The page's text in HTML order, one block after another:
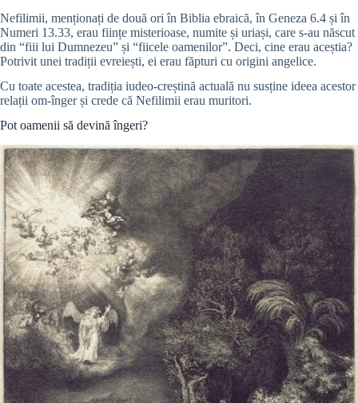
Nefilimii, menționați de două ori în Biblia ebraică, în Geneza 6.4 și în
Numeri 13.33, erau ființe misterioase, numite și uriași, care s-au născut
din “fiii lui Dumnezeu” și “fiicele oamenilor”. Deci, cine erau aceștia?
Potrivit unei tradiții evreiești, ei erau făpturi cu origini angelice.
Cu toate acestea, tradiția iudeo-creștină actuală nu susține ideea acestor
relații om-înger și crede că Nefilimii erau muritori.
Pot oamenii să devină îngeri?